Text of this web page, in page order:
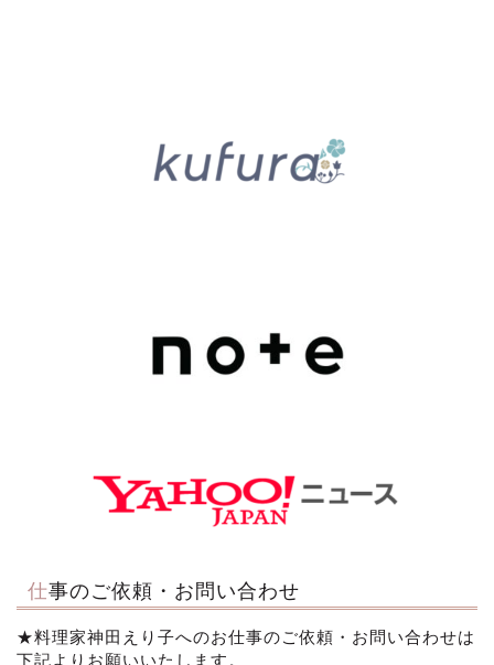
仕事のご依頼・お問い合わせ
★料理家神田えり子へのお仕事のご依頼・お問い合わせは
下記よりお願いいたします。